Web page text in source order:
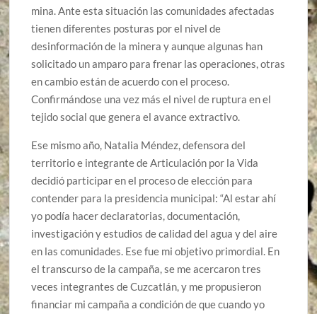
mina. Ante esta situación las comunidades afectadas
tienen diferentes posturas por el nivel de
desinformación de la minera y aunque algunas han
solicitado un amparo para frenar las operaciones, otras
en cambio están de acuerdo con el proceso.
Confirmándose una vez más el nivel de ruptura en el
tejido social que genera el avance extractivo.
Ese mismo año, Natalia Méndez, defensora del
territorio e integrante de Articulación por la Vida
decidió participar en el proceso de elección para
contender para la presidencia municipal: “Al estar ahí
yo podía hacer declaratorias, documentación,
investigación y estudios de calidad del agua y del aire
en las comunidades. Ese fue mi objetivo primordial. En
el transcurso de la campaña, se me acercaron tres
veces integrantes de Cuzcatlán, y me propusieron
financiar mi campaña a condición de que cuando yo